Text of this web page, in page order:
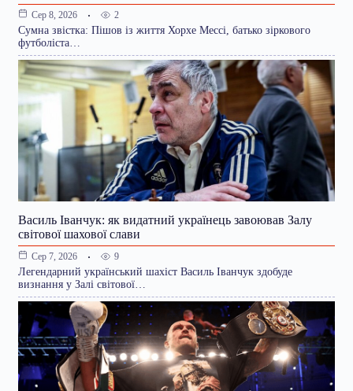
Сер 8, 2026 2
Сумна звістка: Пішов із життя Хорхе Мессі, батько зіркового
футболіста…
Василь Іванчук: як видатний українець завоював Залу
світової шахової слави
Сер 7, 2026 9
Легендарний український шахіст Василь Іванчук здобуде
визнання у Залі світової…